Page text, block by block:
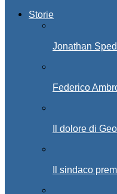
Storie
Jonathan
Federico
Il dolore di
Il sindaco